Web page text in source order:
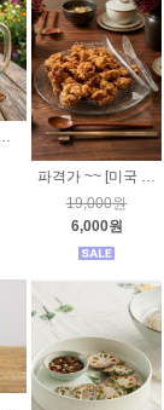
리, 리비] 드링킹자 - 쿼드로밀폐용기, 콰드로병
파격가 ~~ [미국 리비 5525 ] 빅 플래이트 33cm - 에피타이저 플래터 수박접시 케익접시 파티접시 큰접시 유리접시
19,000원
6,000원